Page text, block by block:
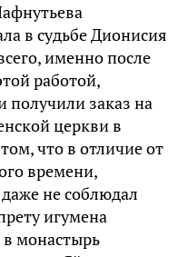
в судьбе Дионисия
именно после
работой,
получили заказ на
церкви в
что в отличие от
времени,
не соблюдал
игумена
монастырь